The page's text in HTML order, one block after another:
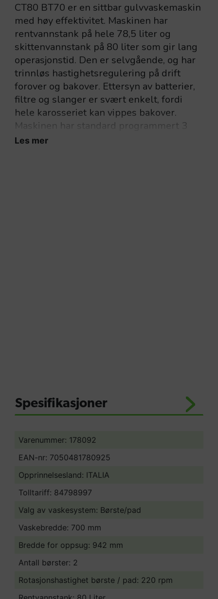
Varenummer: 178092
EAN-nr: 7050481780925
Opprinnelsesland: ITALIA
Tolltariff: 84798997
Valg av vaskesystem: Børste/pad
Vaskebredde: 700 mm
Bredde for oppsug: 942 mm
Antall børster: 2
Rotasjonshastighet børste / pad: 220 rpm
CT80 BT70 er en sittbar gulvvaskemaskin
med høy effektivitet. Maskinen har
rentvannstank på hele 78,5 liter og
skittenvannstank på 80 liter som gir lang
operasjonstid. Den er selvgående, og har
trinnløs hastighetsregulering på drift
forover og bakover. Ettersyn av batterier,
filtre og slanger er svært enkelt, fordi
hele karosseriet kan vippes bakover.
Maskinen har standard programmert 3
stk. vaskeprogram med mulighet for
Les mer
Spesifikasjoner